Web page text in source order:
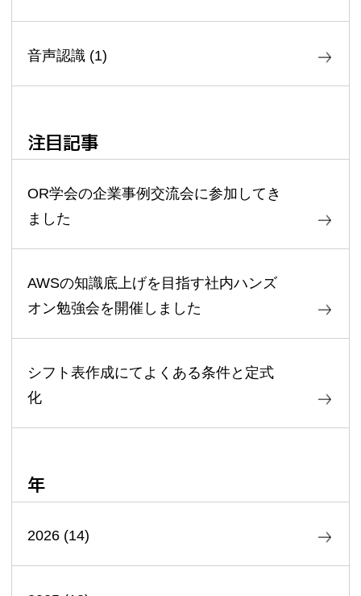
音声認識(1)
注目記事
OR学会の企業事例交流会に参加してき
ました
AWSの知識底上げを目指す社内ハンズ
オン勉強会を開催しました
シフト表作成にてよくある条件と定式
化
年
2026(14)